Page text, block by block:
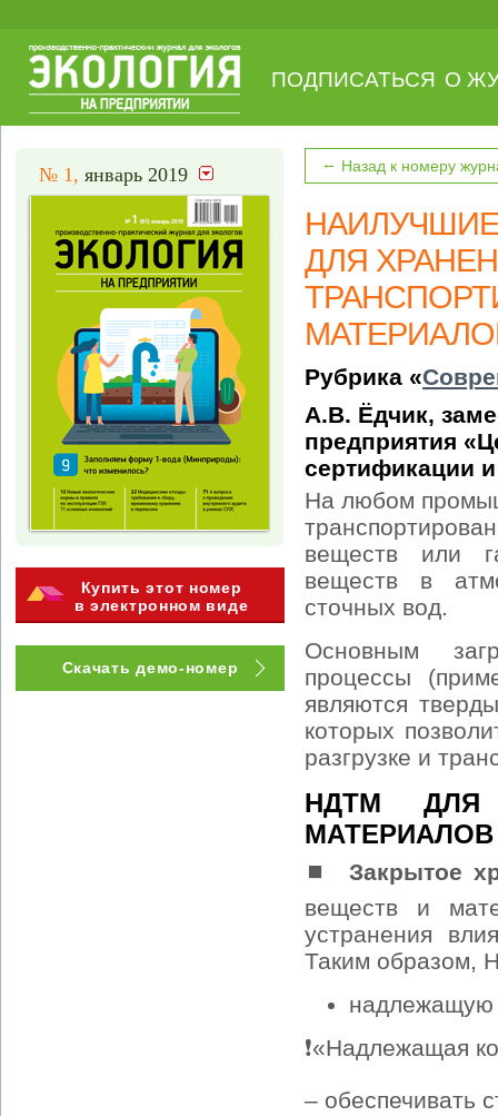
ПОДПИСАТЬСЯ О
№ 1, январь 2019
Купить этот номер
в электронном виде
Скачать демо-номер
← Назад к номеру
ДЛЯ
Рубрика «
А.В. Ёдчик,
предприятия
сертификации
На любом
веществ или
веществ в
сточных вод.
Основным
процессы
являются
которых
разгрузке и
НДТМ ДЛЯ
МАТЕРИАЛОВ
⏹ Закрытое
веществ и
устранения
Таким образом,
надлежащую
❗«Надлежащая
– обеспечивать